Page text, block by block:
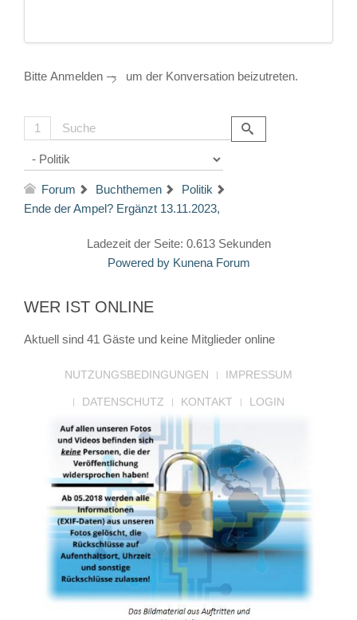
Bitte Anmelden um der Konversation beizutreten.
1
Forum Buchthemen
Politik
Ende der Ampel? Ergänzt 13.11.2023,
Ladezeit der Seite: 0.613 Sekunden
Powered by Kunena Forum
WER IST ONLINE
Aktuell sind 41 Gäste und keine Mitglieder online
NUTZUNGSBEDINGUNGEN IMPRESSUM
DATENSCHUTZ KONTAKT LOGIN